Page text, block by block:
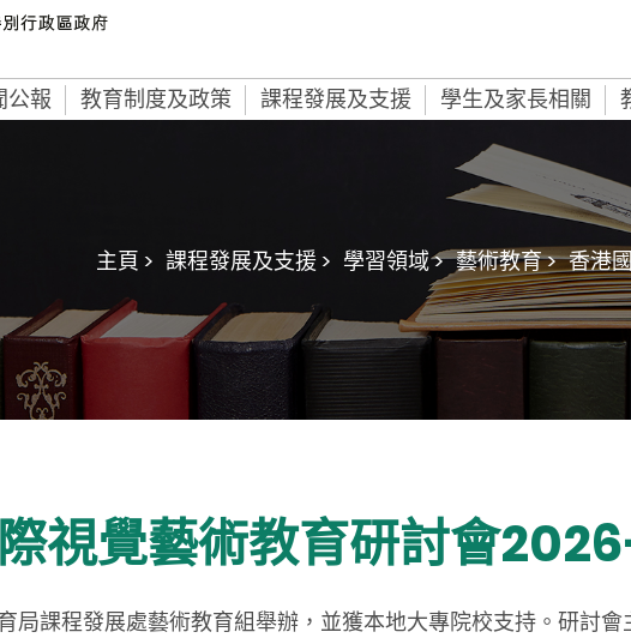
公報 教育制度及政策 課程發展及支援 學生及家長相關
主頁 > 課程發展及支援 > 學習領域 > 藝術教育 > 香港
視覺藝術教育研討會
局課程發展處藝術教育組舉辦，並獲本地大專院校支持。研討